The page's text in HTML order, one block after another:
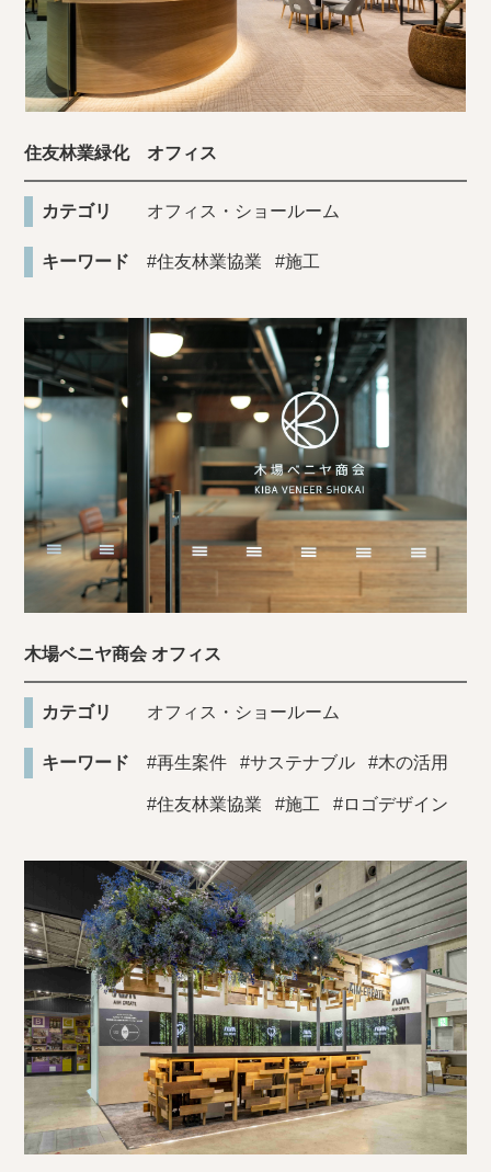
住友林業緑化 オフィス
カテゴリ オフィス・ショールーム
キーワード #住友林業協業 #施工
木場ベニヤ商会 オフィス
カテゴリ オフィス・ショールーム
キーワード #再生案件 #サステナブル #木の活用
#住友林業協業 #施工 #ロゴデザイン